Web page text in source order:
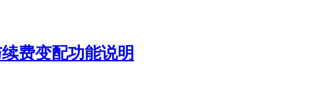
费变配功能说明